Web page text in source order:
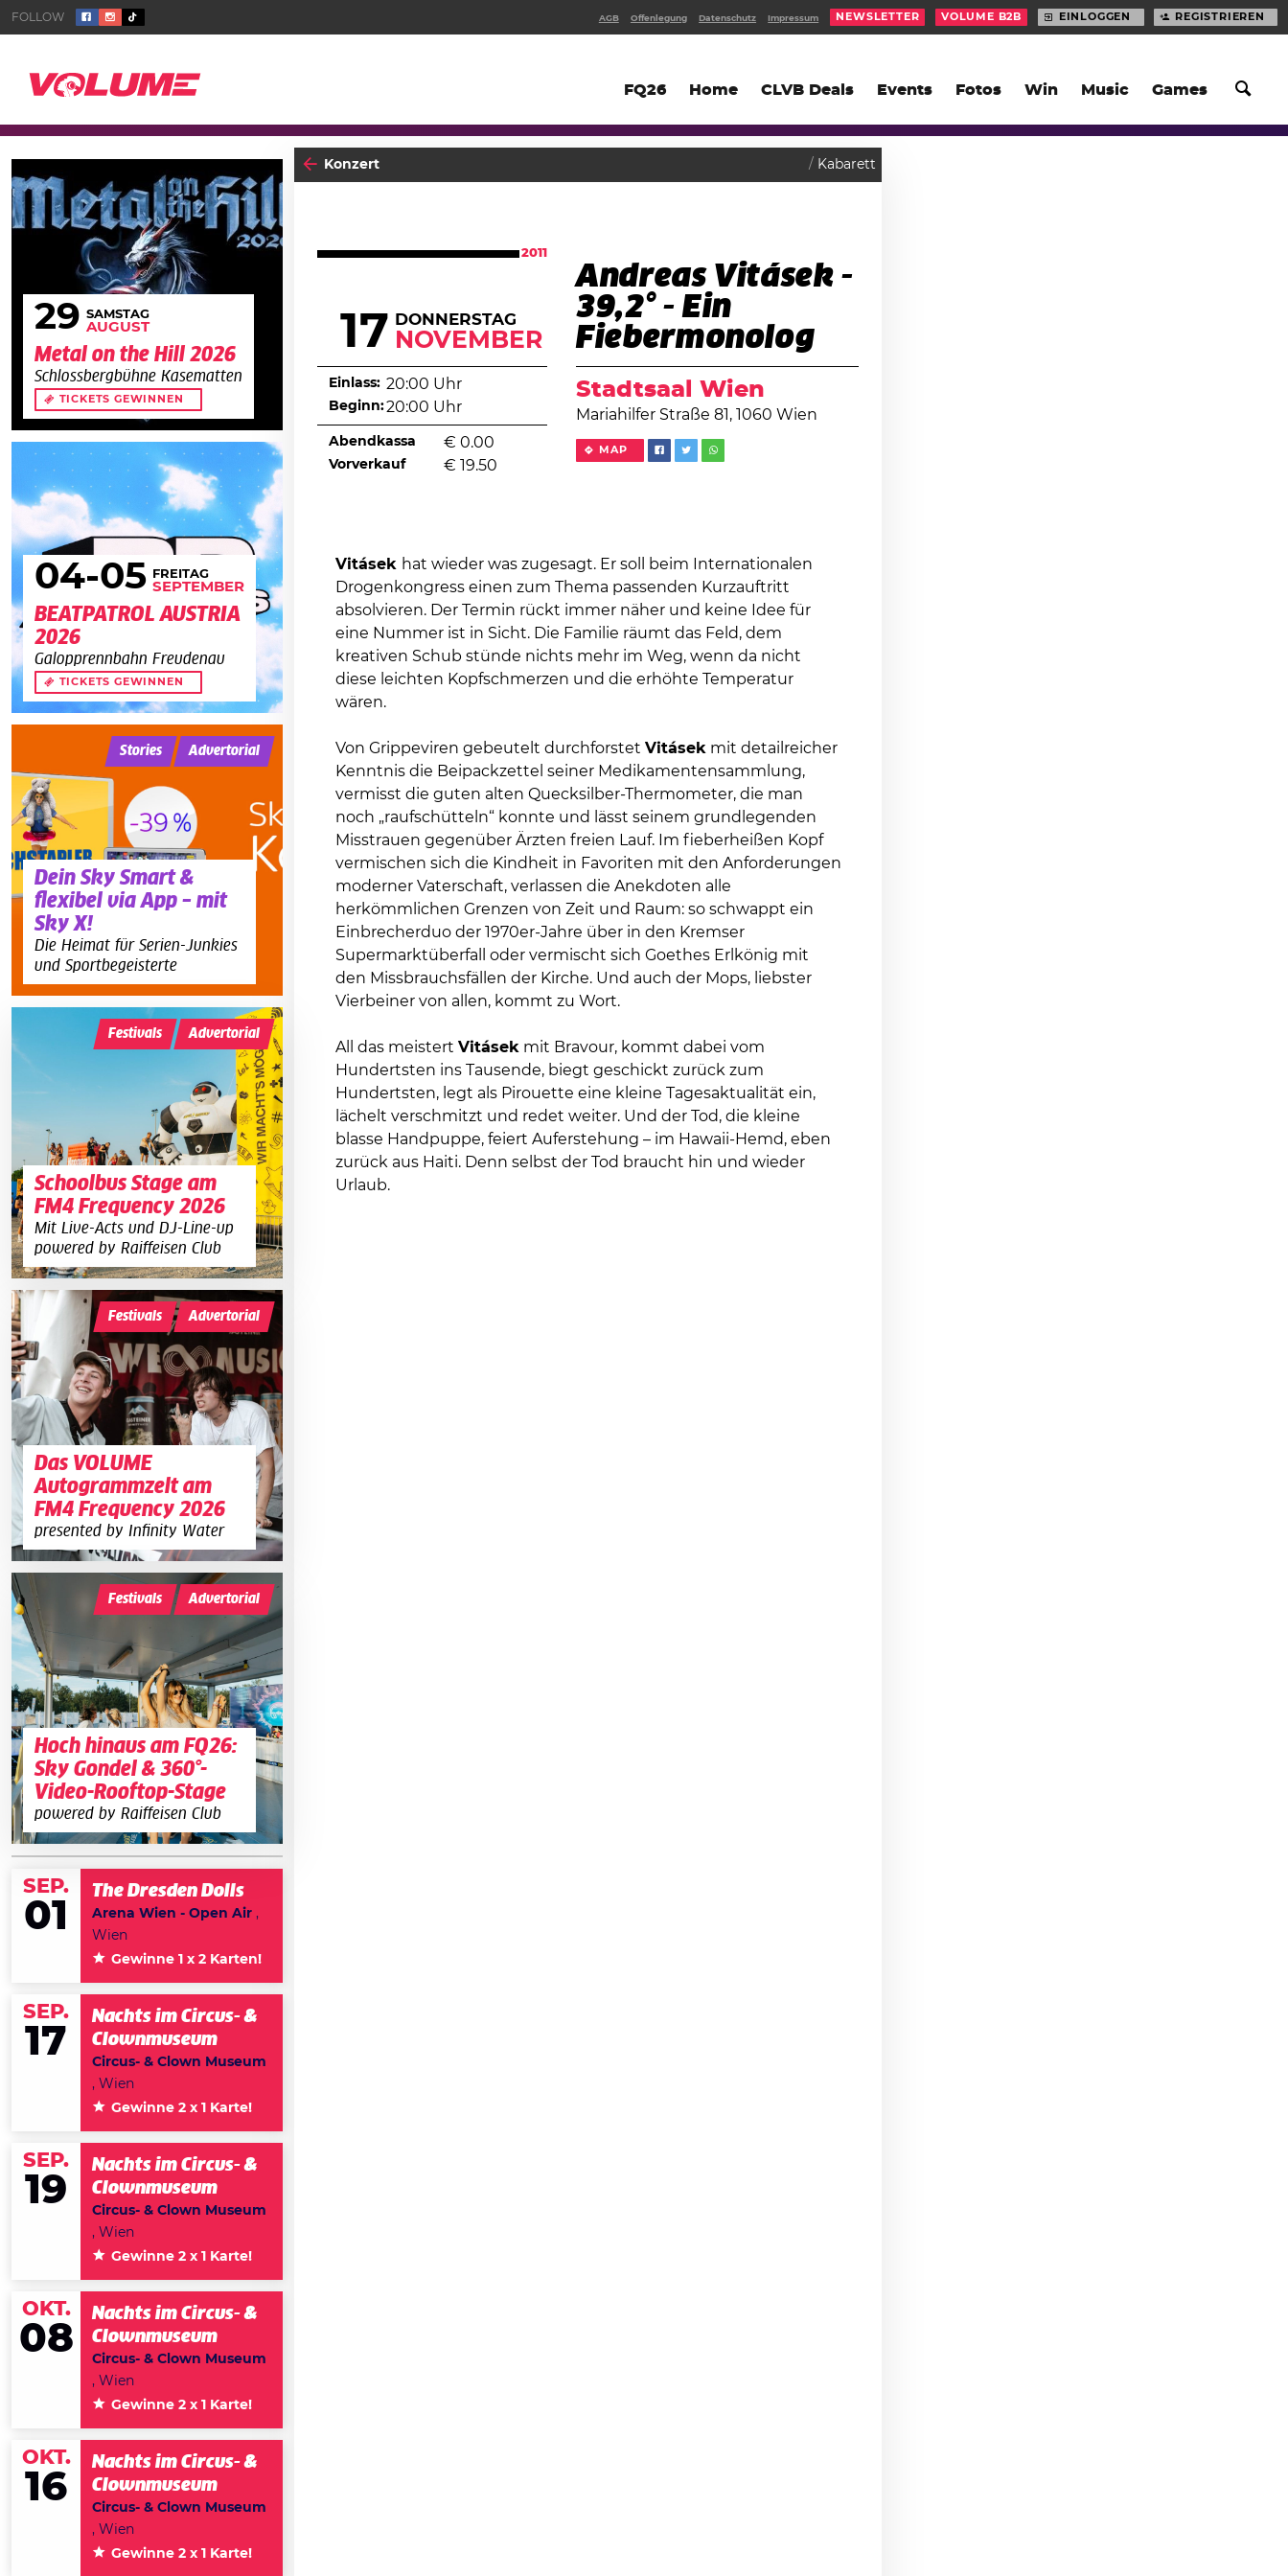
FQ26 Home CLVB Deals Events Fotos Win Music Games
NEWSLETTER VOLUME B2B EINLOGGEN REGISTRIEREN
AGB Offenlegung Datenschutz Impressum
Konzert Kabarett
2011
17 DONNERSTAG
NOVEMBER
Andreas Vitásek -
39,2° - Ein
Fiebermonolog
Stadtsaal Wien
Mariahilfer Straße 81, 1060 Wien
MAP
Einlass: 20:00 Uhr
Beginn:20:00 Uhr
Abendkassa € 0.00
Vorverkauf € 19.50
Vitásek hat wieder was zugesagt. Er soll beim Internationalen
Drogenkongress einen zum Thema passenden Kurzauftritt
absolvieren. Der Termin rückt immer näher und keine Idee für
eine Nummer ist in Sicht. Die Familie räumt das Feld, dem
kreativen Schub stünde nichts mehr im Weg, wenn da nicht
diese leichten Kopfschmerzen und die erhöhte Temperatur
wären.
Von Grippeviren gebeutelt durchforstet Vitásekmit detailreicher
Kenntnis die Beipackzettel seiner Medikamentensammlung,
vermisst die guten alten Quecksilber-Thermometer, die man
noch „raufschütteln“ konnte und lässt seinem grundlegenden
Misstrauen gegenüber Ärzten freien Lauf. Im fieberheißen Kopf
vermischen sich die Kindheit in Favoriten mit den Anforderungen
moderner Vaterschaft, verlassen die Anekdoten alle
herkömmlichen Grenzen von Zeit und Raum: so schwappt ein
Einbrecherduo der 1970er-Jahre über in den Kremser
Supermarktüberfall oder vermischt sich Goethes Erlkönig mit
den Missbrauchsfällen der Kirche. Und auch der Mops, liebster
Vierbeiner von allen, kommt zu Wort.
All das meistert Vitásekmit Bravour, kommt dabei vom
Hundertsten ins Tausende, biegt geschickt zurück zum
Hundertsten, legt als Pirouette eine kleine Tagesaktualität ein,
lächelt verschmitzt und redet weiter. Und der Tod, die kleine
blasse Handpuppe, feiert Auferstehung – im Hawaii-Hemd, eben
zurück aus Haiti. Denn selbst der Tod braucht hin und wieder
Urlaub.
29 SAMSTAG
AUGUST
Metal on the Hill 2026
Schlossbergbühne Kasematten
TICKETS GEWINNEN
04-05 FREITAG
SEPTEMBER
BEATPATROL AUSTRIA
2026
Galopprennbahn Freudenau
TICKETS GEWINNEN
Dein Sky Smart &
flexibel via App – mit
Sky X!
Die Heimat für Serien-Junkies
und Sportbegeisterte
Stories Advertorial
Schoolbus Stage am
FM4 Frequency 2026
Mit Live-Acts und DJ-Line-up
powered by Raiffeisen Club
Festivals Advertorial
Das VOLUME
Autogrammzelt am
FM4 Frequency 2026
presented by Infinity Water
Festivals Advertorial
Hoch hinaus am FQ26:
Sky Gondel & 360°-
Video-Rooftop-Stage
powered by Raiffeisen Club
Festivals Advertorial
SEP.
01
The Dresden Dolls
Arena Wien - Open Air ,
Wien
Gewinne 1 x 2 Karten!
SEP.
17
Nachts im Circus- &
Clownmuseum
Circus- & Clown Museum
, Wien
Gewinne 2 x 1 Karte!
SEP.
19
Nachts im Circus- &
Clownmuseum
Circus- & Clown Museum
, Wien
Gewinne 2 x 1 Karte!
OKT.
08
Nachts im Circus- &
Clownmuseum
Circus- & Clown Museum
, Wien
Gewinne 2 x 1 Karte!
OKT.
16
Nachts im Circus- &
Clownmuseum
Circus- & Clown Museum
, Wien
Gewinne 2 x 1 Karte!